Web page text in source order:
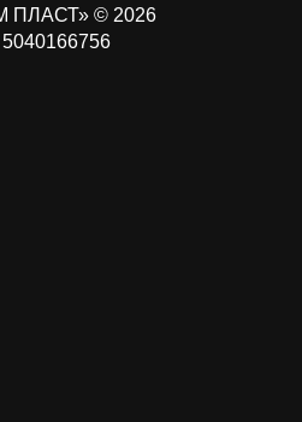
ПЛАСТ» © 2026